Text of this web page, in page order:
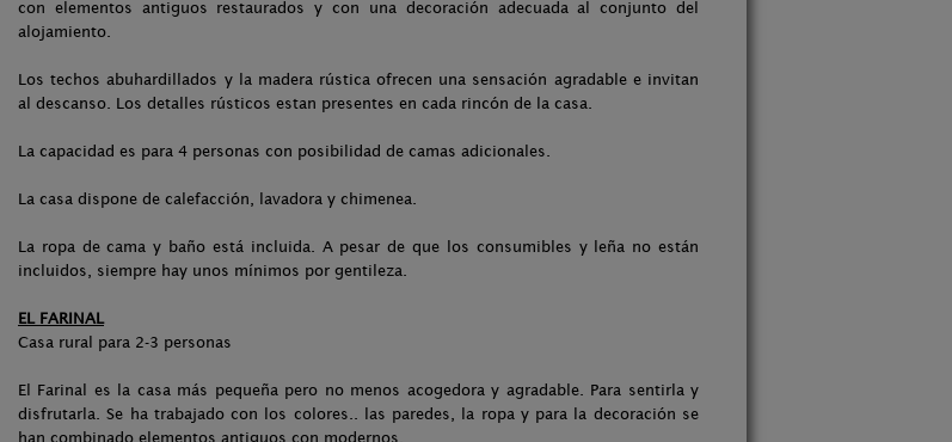
con elementos antiguos restaurados y con una decoración adecuada al conjunto del
alojamiento.
Los techos abuhardillados y la madera rústica ofrecen una sensación agradable e invitan
al descanso. Los detalles rústicos estan presentes en cada rincón de la casa.
La capacidad es para 4 personas con posibilidad de camas adicionales.
La casa dispone de calefacción, lavadora y chimenea.
La ropa de cama y baño está incluida. A pesar de que los consumibles y leña no están
incluidos, siempre hay unos mínimos por gentileza.
EL FARINAL
Casa rural para 2-3 personas
El Farinal es la casa más pequeña pero no menos acogedora y agradable. Para sentirla y
disfrutarla. Se ha trabajado con los colores.. las paredes, la ropa y para la decoración se
han combinado elementos antiguos con modernos.